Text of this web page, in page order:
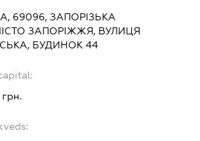
69096, ЗАПОРІЗЬКА
ЗАПОРІЖЖЯ, ВУЛИЦЯ
БУДИНОК 44